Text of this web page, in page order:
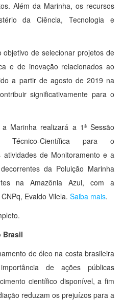
Além da Marinha, os recursos
da Ciência, Tecnologia e
de selecionar projetos de
e de inovação relacionados ao
a partir de agosto de 2019 na
significativamente para o
Marinha realizará a 1ª Sessão
Técnico-Científica para o
de Monitoramento e a
da Poluição Marinha
na Amazônia Azul, com a
Evaldo Vilela. Saiba mais.
Brasil
de óleo na costa brasileira
de ações públicas
científico disponível, a fim
reduzam os prejuízos para a